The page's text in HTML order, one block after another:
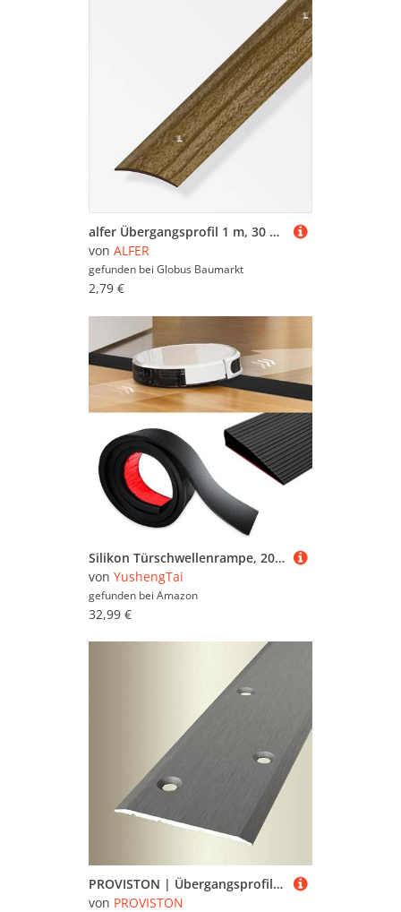
alfer Übergangsprofil 1 m, 30 x 5 mm PVC (Kunststoff) glatt nussbaum
von ALFER
gefunden bei Globus Baumarkt
2,79 €
Silikon Türschwellenrampe, 200 x 8 x 1,5 cm Auffahrrampe, Übergangsprofil Selbstklebend, Schwellenrampe, Rollstuhlrampe für Kinderwagen, Rollator oder e Scooter (Schwarz, 1,5cm Höhe)
von YushengTai
gefunden bei Amazon
32,99 €
PROVISTON | Übergangsprofil | Breite: 60 mm | Höhe: 0-99 mm | Länge: 1000 mm | Aluminium eloxiert | Glatt | Edelstahl Fein Geschliffen | Versetzt Versenkt Gebohrt
von PROVISTON